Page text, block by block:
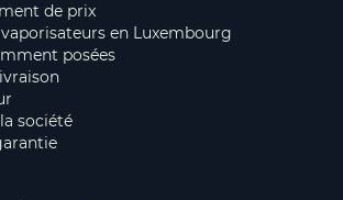
de prix
en Luxembourg
posées
société